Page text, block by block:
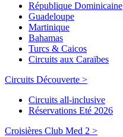
République Dominicaine
Guadeloupe
Martinique
Bahamas
Turcs & Caicos
Circuits aux Caraïbes
Circuits Découverte >
Circuits all-inclusive
Réservations Eté 2026
Croisières Club Med 2 >